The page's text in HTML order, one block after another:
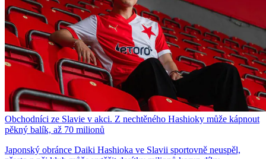
Obchodníci ze Slavie v akci. Z nechtěného Hashioky může kápnout
pěkný balík, až 70 milionů
Japonský obránce Daiki Hashioka ve Slavii sportovně neuspěl,